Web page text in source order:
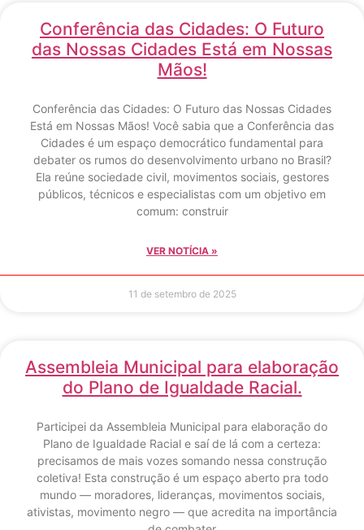
Conferência das Cidades: O Futuro
das Nossas Cidades Está em Nossas
Mãos!
Conferência das Cidades: O Futuro das Nossas Cidades
Está em Nossas Mãos! Você sabia que a Conferência das
Cidades é um espaço democrático fundamental para
debater os rumos do desenvolvimento urbano no Brasil?
Ela reúne sociedade civil, movimentos sociais, gestores
públicos, técnicos e especialistas com um objetivo em
comum: construir
VER NOTÍCIA »
11 de setembro de 2025
Assembleia Municipal para elaboração
do Plano de Igualdade Racial.
Participei da Assembleia Municipal para elaboração do
Plano de Igualdade Racial e saí de lá com a certeza:
precisamos de mais vozes somando nessa construção
coletiva! Esta construção é um espaço aberto pra todo
mundo — moradores, lideranças, movimentos sociais,
ativistas, movimento negro — que acredita na importância